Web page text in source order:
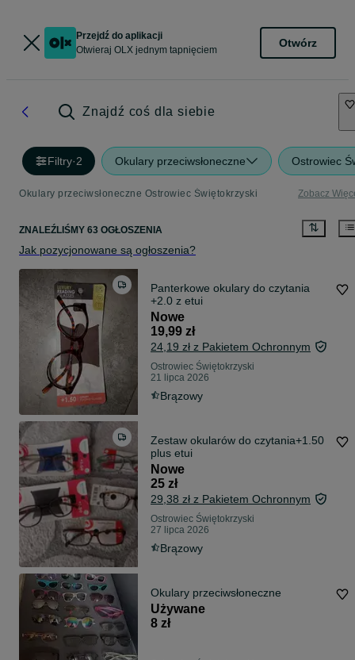
Przejdź do aplikacji
Otwieraj OLX jednym tapnięciem
Otwórz
Znajdź coś dla siebie
Filtry·2 Okulary przeciwsłoneczne Ostrowiec
Okulary przeciwsłoneczne Ostrowiec Świętokrzyski Zobacz
ZNALEŹLIŚMY 63 OGŁOSZENIA
Jak pozycjonowane są ogłoszenia?
Panterkowe okulary do czytania
+2.0 z etui
Nowe
19,99 zł
24,19 zł z Pakietem Ochronnym
Ostrowiec Świętokrzyski
21 lipca 2026
Brązowy
Zestaw okularów do czytania+1.50
plus etui
Nowe
25 zł
29,38 zł z Pakietem Ochronnym
Ostrowiec Świętokrzyski
27 lipca 2026
Brązowy
Okulary przeciwsłoneczne
Używane
8 zł